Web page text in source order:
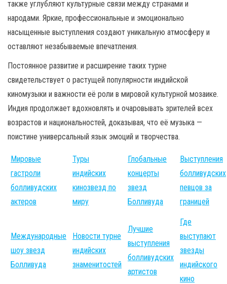
также углубляют культурные связи между странами и
народами. Яркие, профессиональные и эмоционально
насыщенные выступления создают уникальную атмосферу и
оставляют незабываемые впечатления.
Постоянное развитие и расширение таких турне
свидетельствует о растущей популярности индийской
киномузыки и важности её роли в мировой культурной мозаике.
Индия продолжает вдохновлять и очаровывать зрителей всех
возрастов и национальностей, доказывая, что её музыка —
поистине универсальный язык эмоций и творчества.
Мировые
гастроли
болливудских
актеров
Туры
индийских
кинозвезд по
миру
Глобальные
концерты
звезд
Болливуда
Выступления
болливудских
певцов за
границей
Международные
шоу звезд
Болливуда
Новости турне
индийских
знаменитостей
Лучшие
выступления
болливудских
артистов
Где
выступают
звезды
индийского
кино